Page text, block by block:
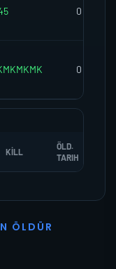
0
0
KILL
ÖLD.
TARIH
N Ö L D Ü R